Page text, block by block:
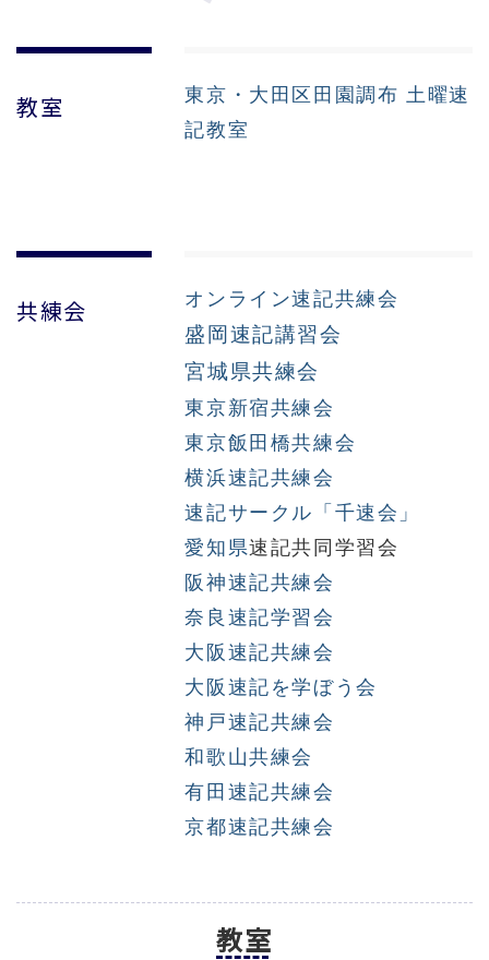
教室
東京・大田区田園調布 土曜速
記教室
共練会 オンライン速記共練会
盛岡速記講習会
宮城県共練会
東京新宿共練会
東京飯田橋共練会
横浜速記共練会
速記サークル「千速会」
愛知県速記共同学習会
阪神速記共練会
奈良速記学習会
大阪速記共練会
大阪速記を学ぼう会
神戸速記共練会
和歌山共練会
有田速記共練会
京都速記共練会
教室